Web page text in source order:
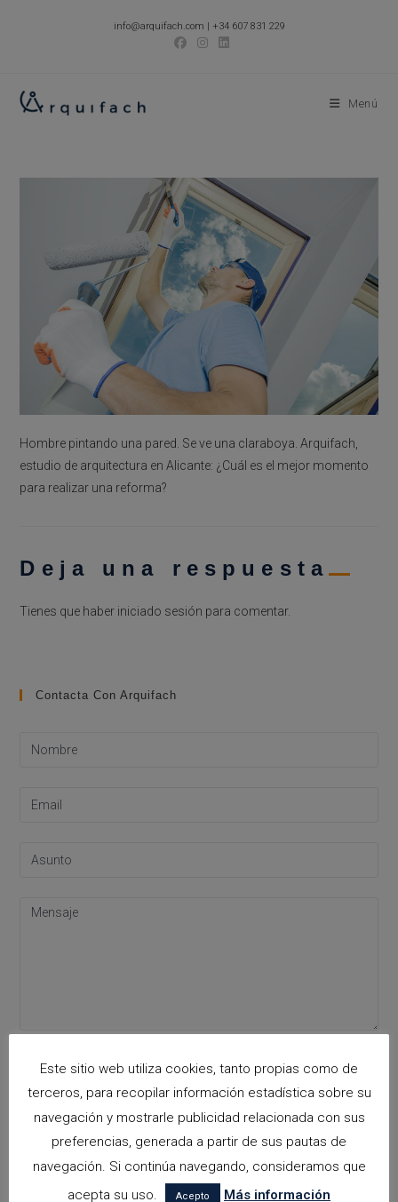
info@arquifach.com | +34 607 831 229
Menú
Hombre pintando una pared. Se ve una claraboya. Arquifach,
estudio de arquitectura en Alicante: ¿Cuál es el mejor momento
para realizar una reforma?
Deja una respuesta
Tienes que haber iniciado sesión para comentar.
Contacta Con Arquifach
Please leave this field empty.
Acepto la política de privacidad
Categorías
arquitectora espacios biofilicos
Este sitio web utiliza cookies, tanto propias como de
terceros, para recopilar información estadística sobre su
navegación y mostrarle publicidad relacionada con sus
preferencias, generada a partir de sus pautas de
navegación. Si continúa navegando, consideramos que
acepta su uso.
Acepto Más información